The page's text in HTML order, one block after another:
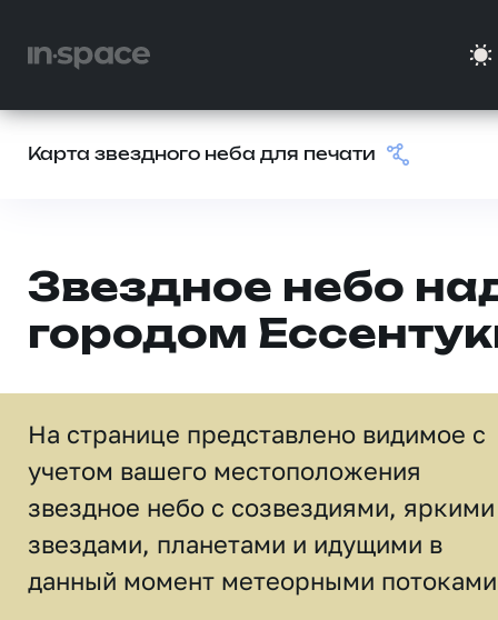
Карта звездного неба для печати
Звездное небо
городом
На странице представлено видимое c
учетом вашего местоположения
звездное небо c созвездиями, яркими
звездами, планетами и идущими в
данный момент метеорными